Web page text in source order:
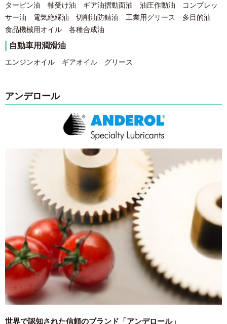
タービン油 軸受け油 ギア油摺動面油 油圧作動油
コンプレッ
サー油 電気絶縁油 切削油防錆油 工業用グリース 多目的油
食品機械用オイル 各種合成油
自動車用潤滑油
エンジンオイル ギアオイル グリース
アンデロール
世界で認知された信頼のブランド「アンデロール」